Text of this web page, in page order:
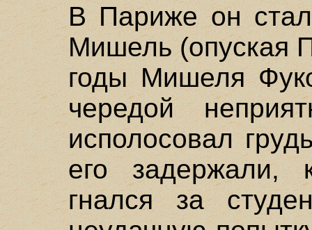
В Париже он
Мишель (опуская
годы Мишеля
чередой
исполосовал
его задержали,
гнался за